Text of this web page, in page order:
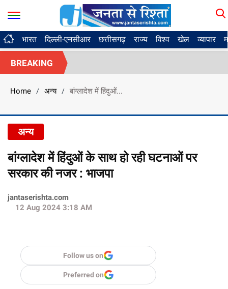
भारत दिल्ली-एनसीआर छत्तीसगढ़ राज्य विश्व खेल व्यापार
BREAKING
Home / अन्य / बांग्लादेश में हिंदुओं...
अन्य
बांग्लादेश में हिंदुओं के साथ हो रही घटनाओं पर
सरकार की नजर : भाजपा
jantaserishta.com
12 Aug 2024 3:18 AM
Follow us on
Preferred on